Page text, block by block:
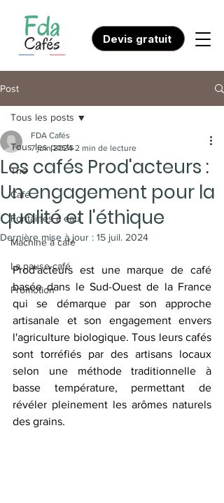
Devis gratuit
Post
Tous les posts
Thé
Café
Fontaines à eau
Machine à café
La pause-café
Promotion
Tous les posts
Les cafés Prod'acteurs :
Un engagement pour la
qualité et l'éthique
FDA Cafés
7 juin 2024 2 min de lecture
Dernière mise à jour : 15 juil. 2024
Prod'acteurs est une marque de café
basée dans le Sud-Ouest de la France
qui se démarque par son approche
artisanale et son engagement envers
l'agriculture biologique. Tous leurs cafés
sont torréfiés par des artisans locaux
selon une méthode traditionnelle à
basse température, permettant de
révéler pleinement les arômes naturels
des grains.